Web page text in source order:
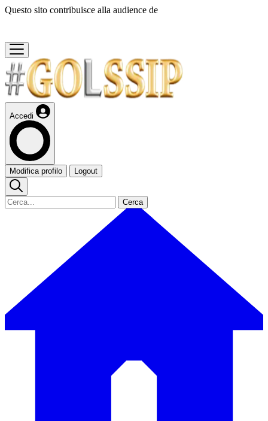
Questo sito contribuisce alla audience de
Accedi
Modifica profilo Logout
Cerca